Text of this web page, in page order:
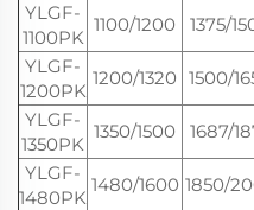
YLGF-
1100PK
1100/1200 1375/
YLGF-
1200PK
1200/1320 1500/
YLGF-
1350PK
1350/1500 1687/
YLGF-
1480PK
1480/1600 1850/